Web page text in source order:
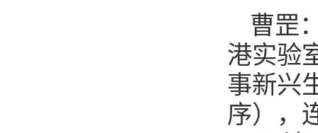
曹罡
港实验
事新兴
序），